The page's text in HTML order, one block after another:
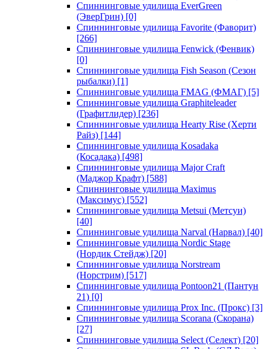
Спиннинговые удилища EverGreen
(ЭверГрин) [0]
Спиннинговые удилища Favorite (Фаворит)
[266]
Спиннинговые удилища Fenwick (Фенвик)
[0]
Спиннинговые удилища Fish Season (Сезон
рыбалки) [1]
Спиннинговые удилища FMAG (ФМАГ) [5]
Спиннинговые удилища Graphiteleader
(Графитлидер) [236]
Спиннинговые удилища Hearty Rise (Херти
Райз) [144]
Спиннинговые удилища Kosadaka
(Косадака) [498]
Спиннинговые удилища Major Craft
(Маджор Крафт) [588]
Спиннинговые удилища Maximus
(Максимус) [552]
Спиннинговые удилища Metsui (Метсуи)
[40]
Спиннинговые удилища Narval (Нарвал) [40]
Спиннинговые удилища Nordic Stage
(Нордик Стейдж) [20]
Спиннинговые удилища Norstream
(Норстрим) [517]
Спиннинговые удилища Pontoon21 (Пантун
21) [0]
Спиннинговые удилища Prox Inc. (Прокс) [3]
Спиннинговые удилища Scorana (Скорана)
[27]
Спиннинговые удилища Select (Селект) [20]